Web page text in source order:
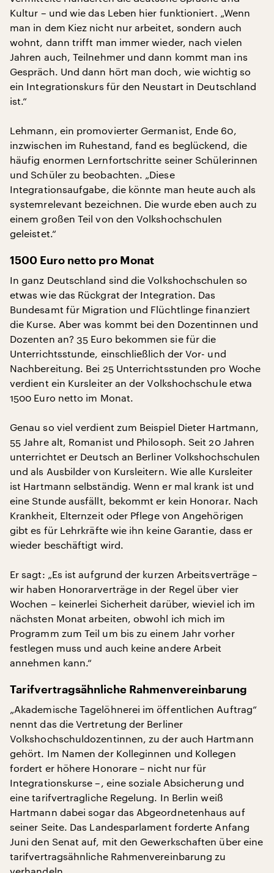
Kultur – und wie das Leben hier funktioniert. „Wenn
man in dem Kiez nicht nur arbeitet, sondern auch
wohnt, dann trifft man immer wieder, nach vielen
Jahren auch, Teilnehmer und dann kommt man ins
Gespräch. Und dann hört man doch, wie wichtig so
ein Integrationskurs für den Neustart in Deutschland
ist.“
Lehmann, ein promovierter Germanist, Ende 60,
inzwischen im Ruhestand, fand es beglückend, die
häufig enormen Lernfortschritte seiner Schülerinnen
und Schüler zu beobachten. „Diese
Integrationsaufgabe, die könnte man heute auch als
systemrelevant bezeichnen. Die wurde eben auch zu
einem großen Teil von den Volkshochschulen
geleistet.“
1500 Euro netto pro Monat
In ganz Deutschland sind die Volkshochschulen so
etwas wie das Rückgrat der Integration. Das
Bundesamt für Migration und Flüchtlinge finanziert
die Kurse. Aber was kommt bei den Dozentinnen und
Dozenten an? 35 Euro bekommen sie für die
Unterrichtsstunde, einschließlich der Vor- und
Nachbereitung. Bei 25 Unterrichtsstunden pro Woche
verdient ein Kursleiter an der Volkshochschule etwa
1500 Euro netto im Monat.
Genau so viel verdient zum Beispiel Dieter Hartmann,
55 Jahre alt, Romanist und Philosoph. Seit 20 Jahren
unterrichtet er Deutsch an Berliner Volkshochschulen
und als Ausbilder von Kursleitern. Wie alle Kursleiter
ist Hartmann selbständig. Wenn er mal krank ist und
eine Stunde ausfällt, bekommt er kein Honorar. Nach
Krankheit, Elternzeit oder Pflege von Angehörigen
gibt es für Lehrkräfte wie ihn keine Garantie, dass er
wieder beschäftigt wird.
Er sagt: „Es ist aufgrund der kurzen Arbeitsverträge –
wir haben Honorarverträge in der Regel über vier
Wochen – keinerlei Sicherheit darüber, wieviel ich im
nächsten Monat arbeiten, obwohl ich mich im
Programm zum Teil um bis zu einem Jahr vorher
festlegen muss und auch keine andere Arbeit
annehmen kann.“
Tarifvertragsähnliche Rahmenvereinbarung
„Akademische Tagelöhnerei im öffentlichen Auftrag“
nennt das die Vertretung der Berliner
Volkshochschuldozentinnen, zu der auch Hartmann
gehört. Im Namen der Kolleginnen und Kollegen
fordert er höhere Honorare – nicht nur für
Integrationskurse –, eine soziale Absicherung und
eine tarifvertragliche Regelung. In Berlin weiß
Hartmann dabei sogar das Abgeordnetenhaus auf
seiner Seite. Das Landesparlament forderte Anfang
Juni den Senat auf, mit den Gewerkschaften über eine
tarifvertragsähnliche Rahmenvereinbarung zu